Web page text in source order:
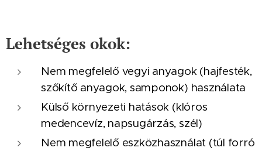
Lehetséges okok:
Nem megfelelő vegyi anyagok (hajfesték,
szőkítő anyagok, samponok) használata
Külső környezeti hatások (klóros
medencevíz, napsugárzás, szél)
Nem megfelelő eszközhasználat (túl forró